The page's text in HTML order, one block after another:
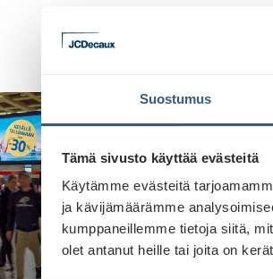
Suostumus
Tämä sivusto käyttää evästeitä
Käytämme evästeitä
ja kävijämäärämme
kumppaneillemme tietoja siitä,
olet antanut heille tai joita on